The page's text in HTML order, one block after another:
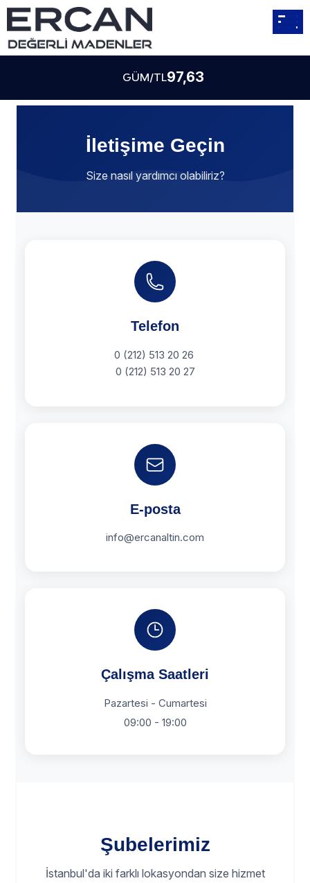
GÜM/TL97,63
İletişime Geçin
Size nasıl yardımcı olabiliriz?
Telefon
0 (212) 513 20 26
0 (212) 513 20 27
E-posta
info@ercanaltin.com
Çalışma Saatleri
Pazartesi - Cumartesi
09:00 - 19:00
Şubelerimiz
İstanbul'da iki farklı lokasyondan size hizmet